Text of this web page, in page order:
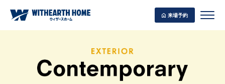
来場予約